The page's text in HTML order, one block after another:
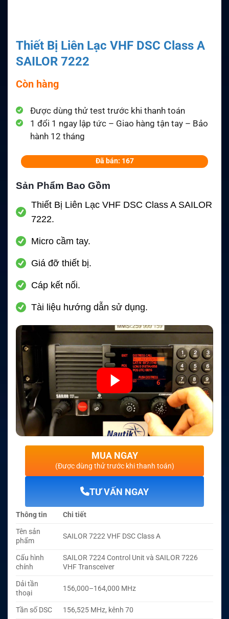
Thiết Bị Liên Lạc VHF DSC Class A
SAILOR 7222
Còn hàng
Được dùng thử test trước khi thanh toán
1 đổi 1 ngay lập tức – Giao hàng tận tay – Bảo
hành 12 tháng
Đã bán: 167
Sản Phẩm Bao Gồm
Thiết Bị Liên Lạc VHF DSC Class A SAILOR
7222.
Micro cầm tay.
Giá đỡ thiết bị.
Cáp kết nối.
Tài liệu hướng dẫn sử dụng.
MUA NGAY
(Được dùng thử trước khi thanh toán)
TƯ VẤN NGAY
Thông tin
Chi tiết
Tên sản
phẩm
SAILOR 7222 VHF DSC Class A
Cấu hình
chính
SAILOR 7224 Control Unit và SAILOR 7226
VHF Transceiver
Dải tần
thoại
156,000–164,000 MHz
Tần số DSC 156,525 MHz, kênh 70